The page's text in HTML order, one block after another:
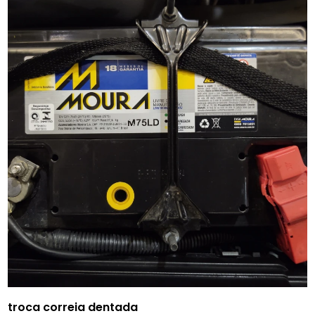
troca correia dentada